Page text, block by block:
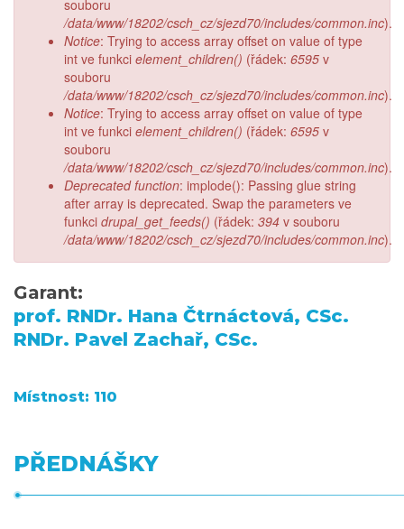
souboru
/data/www/18202/csch_cz/sjezd70/includes/common.inc).
Notice: Trying to access array offset on value of type
int ve funkci element_children() (řádek: 6595 v
souboru
/data/www/18202/csch_cz/sjezd70/includes/common.inc).
Notice: Trying to access array offset on value of type
int ve funkci element_children() (řádek: 6595 v
souboru
/data/www/18202/csch_cz/sjezd70/includes/common.inc).
Deprecated function: implode(): Passing glue string
after array is deprecated. Swap the parameters ve
funkci drupal_get_feeds() (řádek: 394 v souboru
/data/www/18202/csch_cz/sjezd70/includes/common.inc).
Garant:
prof. RNDr. Hana Čtrnáctová, CSc.
RNDr. Pavel Zachař, CSc.
Místnost: 110
PŘEDNÁŠKY